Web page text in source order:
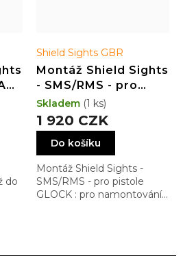
do
Shield Sights GBR
Montáž Shield Sights
- SMS/RMS - pro
pistole GLOCK
1 920 CZK
Do košíku
Montáž Shield Sights -
SMS/RMS - pro pistole
GLOCK : pro namontování
Skladem (1 ks)